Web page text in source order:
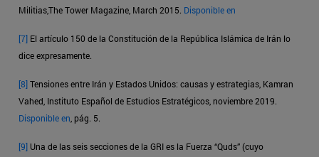
Militias,The Tower Magazine, March 2015. Disponible en
[7] El artículo 150 de la Constitución de la República Islámica de Irán lo
dice expresamente.
[8]Tensiones entre Irán y Estados Unidos: causas y estrategias, Kamran
Vahed, Instituto Español de Estudios Estratégicos, noviembre 2019.
Disponible en , pág. 5.
[9] Una de las seis secciones de la GRI es la Fuerza “Quds” (cuyo